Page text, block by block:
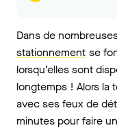
Dans de
stationnement se
lorsqu’elles sont
longtemps ! Alors la
avec ses feux de
minutes pour faire